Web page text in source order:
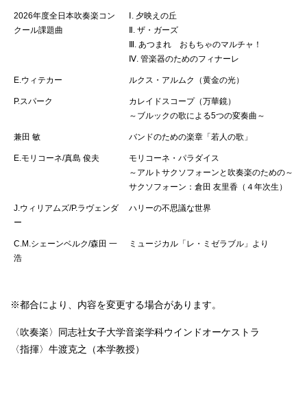
2026年度全日本吹奏楽コン
クール課題曲
Ⅰ. 夕映えの丘
Ⅱ. ザ・ガーズ
Ⅲ. あつまれ おもちゃのマルチャ！
Ⅳ. 管楽器のためのフィナーレ
E.ウィテカー ルクス・アルムク（黄金の光）
P.スパーク
カレイドスコープ（万華鏡）
～ブルックの歌による5つの変奏曲～
兼田 敏 バンドのための楽章「若人の歌」
E.モリコーネ/真島 俊夫
モリコーネ・パラダイス
～アルトサクソフォーンと吹奏楽のための～
サクソフォーン：倉田 友里香（４年次生）
J.ウィリアムズ/P.ラヴェンダ
ー
ハリーの不思議な世界
C.M.シェーンベルク/森田 一
浩
ミュージカル「レ・ミゼラブル」より
※都合により、内容を変更する場合があります。
〈吹奏楽〉同志社女子大学音楽学科ウインドオーケストラ
〈指揮〉牛渡克之（本学教授）